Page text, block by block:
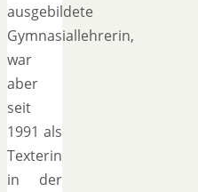
ausgebildete
Gymnasiallehrerin,
war
aber
seit
1991 als
Texterin
in der